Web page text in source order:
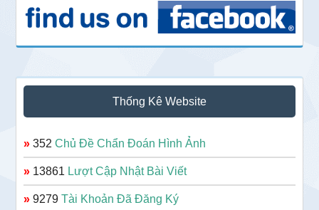
Thống Kê Website
» 352Chủ Đề Chẩn Đoán Hình Ảnh
» 13861 Lượt Cập Nhật Bài Viết
» 9279Tài Khoản Đã Đăng Ký